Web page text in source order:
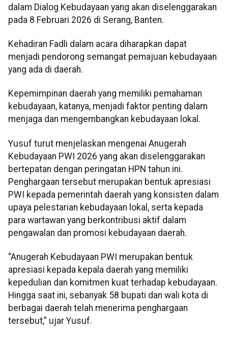
dalam Dialog Kebudayaan yang akan diselenggarakan
pada 8 Februari 2026 di Serang, Banten.
Kehadiran Fadli dalam acara diharapkan dapat
menjadi pendorong semangat pemajuan kebudayaan
yang ada di daerah.
Kepemimpinan daerah yang memiliki pemahaman
kebudayaan, katanya, menjadi faktor penting dalam
menjaga dan mengembangkan kebudayaan lokal.
Yusuf turut menjelaskan mengenai Anugerah
Kebudayaan PWI 2026 yang akan diselenggarakan
bertepatan dengan peringatan HPN tahun ini.
Penghargaan tersebut merupakan bentuk apresiasi
PWI kepada pemerintah daerah yang konsisten dalam
upaya pelestarian kebudayaan lokal, serta kepada
para wartawan yang berkontribusi aktif dalam
pengawalan dan promosi kebudayaan daerah.
“Anugerah Kebudayaan PWI merupakan bentuk
apresiasi kepada kepala daerah yang memiliki
kepedulian dan komitmen kuat terhadap kebudayaan.
Hingga saat ini, sebanyak 58 bupati dan wali kota di
berbagai daerah telah menerima penghargaan
tersebut,” ujar Yusuf.